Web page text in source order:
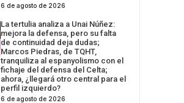
6 de agosto de 2026
La tertulia analiza a Unai Núñez:
mejora la defensa, pero su falta
de continuidad deja dudas;
Marcos Piedras, de TQHT,
tranquiliza al espanyolismo con el
fichaje del defensa del Celta;
ahora, ¿llegará otro central para el
perfil izquierdo?
6 de agosto de 2026